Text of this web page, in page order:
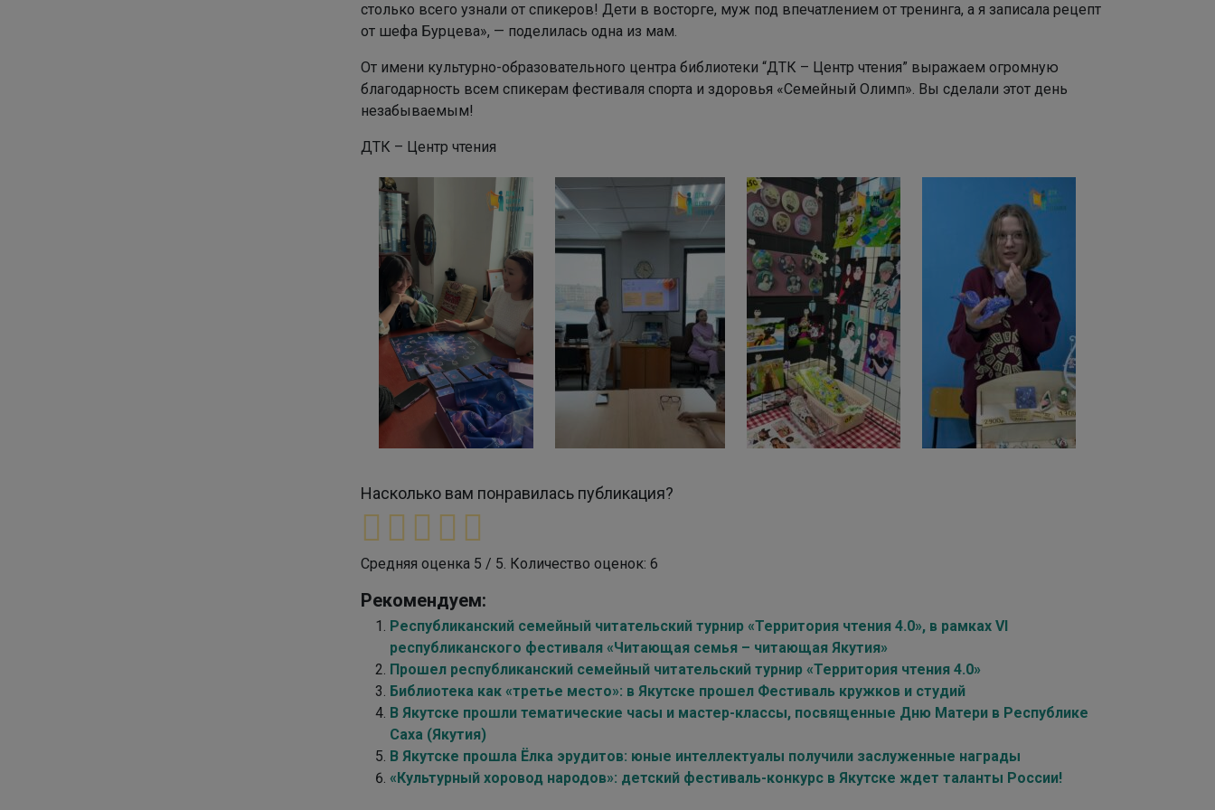
столько всего узнали от спикеров! Дети в восторге, муж под впечатлением от тренинга, а я записала рецепт
от шефа Бурцева», — поделилась одна из мам.
От имени культурно-образовательного центра библиотеки “ДТК – Центр чтения” выражаем огромную
благодарность всем спикерам фестиваля спорта и здоровья «Семейный Олимп». Вы сделали этот день
незабываемым!
ДТК – Центр чтения
Насколько вам понравилась публикация?
Средняя оценка 5 / 5. Количество оценок: 6
Рекомендуем:
Республиканский семейный читательский турнир «Территория чтения 4.0», в рамках VI
республиканского фестиваля «Читающая семья – читающая Якутия»
Прошел республиканский семейный читательский турнир «Территория чтения 4.0»
Библиотека как «третье место»: в Якутске прошел Фестиваль кружков и студий
В Якутске прошли тематические часы и мастер-классы, посвященные Дню Матери в Республике
Саха (Якутия)
В Якутске прошла Ёлка эрудитов: юные интеллектуалы получили заслуженные награды
«Культурный хоровод народов»: детский фестиваль-конкурс в Якутске ждет таланты России!